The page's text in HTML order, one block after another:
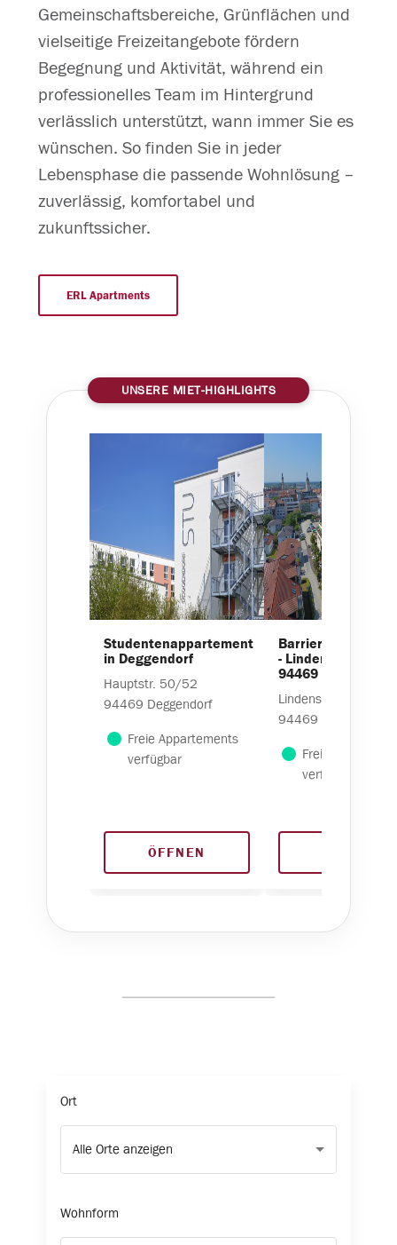
Gemeinschaftsbereiche, Grünflächen und
vielseitige Freizeitangebote fördern
Begegnung und Aktivität, während ein
professionelles Team im Hintergrund
verlässlich unterstützt, wann immer Sie es
wünschen. So finden Sie in jeder
Lebensphase die passende Wohnlösung –
zuverlässig, komfortabel und
zukunftssicher.
ERL Apartments
UNSERE MIET-HIGHLIGHTS
Studentenappartement
in Deggendorf
Hauptstr. 50/52
94469 Deggendorf
Freie Appartements
verfügbar
ÖFFNEN
Barrierefreies
- Lindenstr. 1a+b,
94469 Deggendorf
Lindenstr.
94469
Freie
verfügbar
Ort
Alle Orte anzeigen
Wohnform